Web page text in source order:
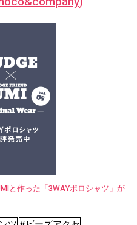
と作った「3WAYポロシャツ」が